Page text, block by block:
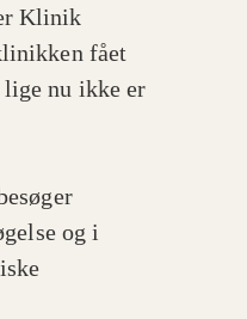
Klinik
fået
lige nu ikke er
og i